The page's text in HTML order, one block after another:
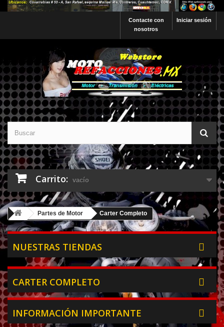
Iniciar sesión
Contacte con
nosotros
Carrito: vacío
Partes de Motor Carter Completo
NUESTRAS TIENDAS
CARTER COMPLETO
INFORMACIÓN IMPORTANTE